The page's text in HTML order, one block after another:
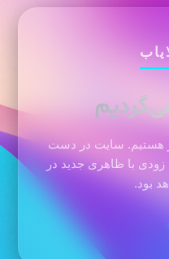
هستیم. سایت در دست
با ظاهری جدید در
بود.